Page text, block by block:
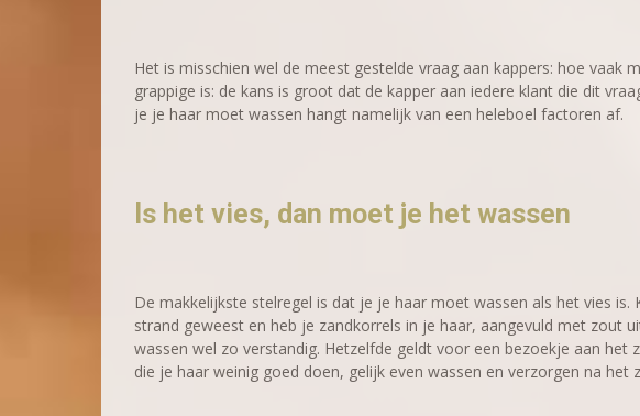
Het is misschien wel de meest gestelde vraag aan kappers: hoe vaak
grappige is: de kans is groot dat de kapper aan iedere klant die dit
je je haar moet wassen hangt namelijk van een heleboel factoren af.
Is het vies, dan moet je het wassen
De makkelijkste stelregel is dat je je haar moet wassen als het vies is.
strand geweest en heb je zandkorrels in je haar, aangevuld met zout
wassen wel zo verstandig. Hetzelfde geldt voor een bezoekje aan het
die je haar weinig goed doen, gelijk even wassen en verzorgen na het